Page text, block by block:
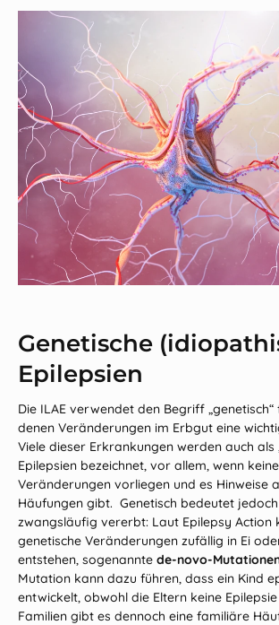
Genetische
Epilepsien
Die ILAE verwendet den Begriff „genetisch“
denen Veränderungen im Erbgut eine
Viele dieser Erkrankungen werden auch als
Epilepsien bezeichnet, vor allem, wenn
Veränderungen vorliegen und es Hinweise
Häufungen gibt. Genetisch bedeutet
zwangsläufig vererbt: Laut Epilepsy Action
genetische Veränderungen zufällig in Ei
entstehen, sogenannte
Mutation kann dazu führen, dass ein Kind
entwickelt, obwohl die Eltern keine
Familien gibt es dennoch eine familiäre